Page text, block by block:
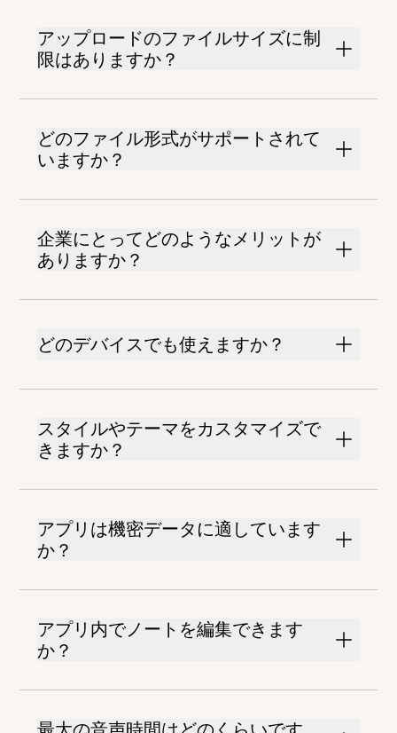
アップロードのファイルサイズに制
限はありますか？
どのファイル形式がサポートされて
いますか？
企業にとってどのようなメリットが
ありますか？
どのデバイスでも使えますか？
スタイルやテーマをカスタマイズで
きますか？
アプリは機密データに適しています
か？
アプリ内でノートを編集できます
か？